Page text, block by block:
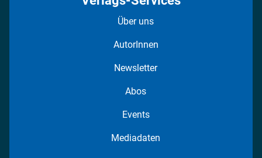
Über uns
AutorInnen
Newsletter
Abos
Events
Mediadaten